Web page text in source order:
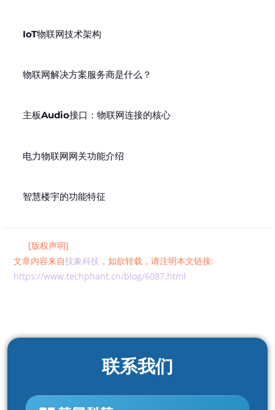
IoT物联网技术架构
物联网解决方案服务商是什么？
主板Audio接口：物联网连接的核心
电力物联网网关功能介绍
智慧楼宇的功能特征
[版权声明]
文章内容来自技象科技 ，如欲转载，请注明本文链接:
https://www.techphant.cn/blog/6087.html
联系我们